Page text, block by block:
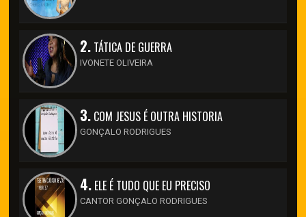
2. TÁTICA DE GUERRA
IVONETE OLIVEIRA
3. COM JESUS É OUTRA HISTORIA
GONÇALO RODRIGUES
4. ELE É TUDO QUE EU PRECISO
CANTOR GONÇALO RODRIGUES